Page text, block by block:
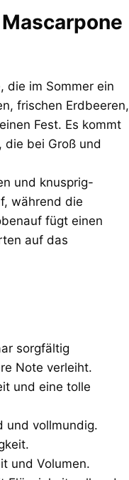
die im Sommer ein
frischen Erdbeeren,
Fest. Es kommt
die bei Groß und
und knusprig-
während die
fügt einen
auf das
sorgfältig
Note verleiht.
und eine tolle
und vollmundig.
und Volumen.